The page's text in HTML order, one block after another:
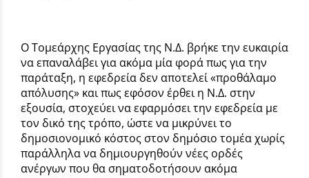
Ο Τομεάρχης Εργασίας της Ν.Δ. βρήκε την ευκαιρία
να επαναλάβει για ακόμα μία φορά πως για την
παράταξη, η εφεδρεία δεν αποτελεί «προθάλαμο
απόλυσης» και πως εφόσον έρθει η Ν.Δ. στην
εξουσία, στοχεύει να εφαρμόσει την εφεδρεία με
τον δικό της τρόπο, ώστε να μικρύνει το
δημοσιονομικό κόστος στον δημόσιο τομέα χωρίς
παράλληλα να δημιουργηθούν νέες ορδές
ανέργων που θα σηματοδοτήσουν ακόμα